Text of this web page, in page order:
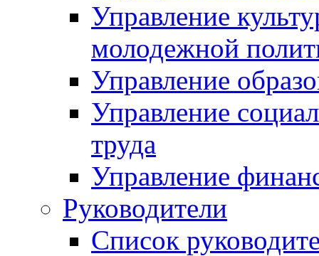
Управление
молодежной
Управление
Управление
труда
Управление
Руководители
Список